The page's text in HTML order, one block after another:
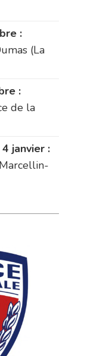
:
(La
:
de la
janvier :